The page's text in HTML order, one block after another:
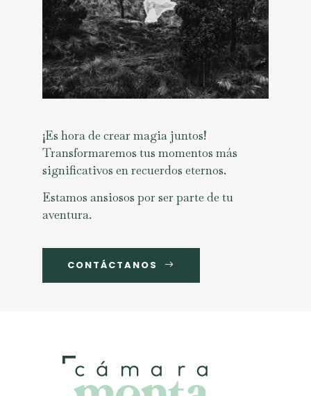
¡Es hora de crear magia juntos!
Transformaremos tus momentos más
significativos en recuerdos eternos.
Estamos ansiosos por ser parte de tu
aventura.
CONTÁCTANOS